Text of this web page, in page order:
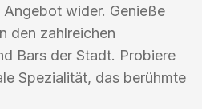
Angebot wider. Genieße
den zahlreichen
Bars der Stadt. Probiere
Spezialität, das berühmte